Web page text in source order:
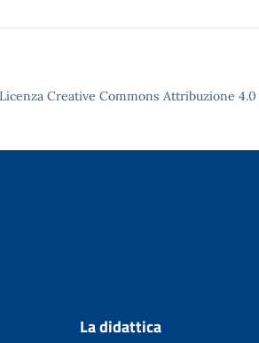
Licenza Creative Commons Attribuzione 4.0
La didattica